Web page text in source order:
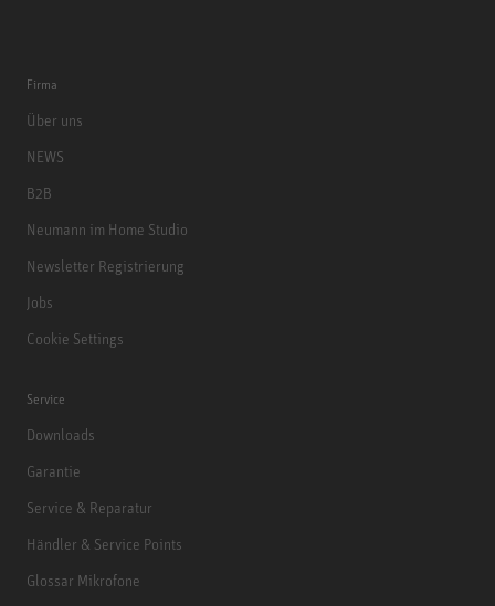
Firma
Über uns
NEWS
B2B
Neumann im Home Studio
Newsletter Registrierung
Jobs
Cookie Settings
Service
Downloads
Garantie
Service & Reparatur
Händler & Service Points
Glossar Mikrofone